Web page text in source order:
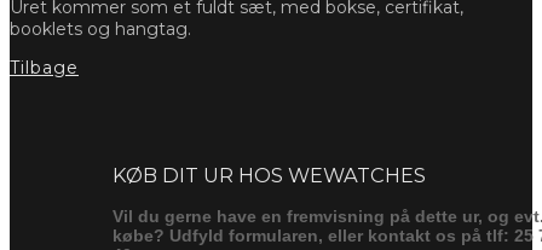
Uret kommer som et fuldt sæt, med bokse, certifikat,
booklets og hangtag.
Tilbage
KØB DIT UR HOS WEWATCHES
Vil du gerne have en fremvisning på dette ur, og
købe? Udfyld formularen, eller kontakt os på tlf: 25